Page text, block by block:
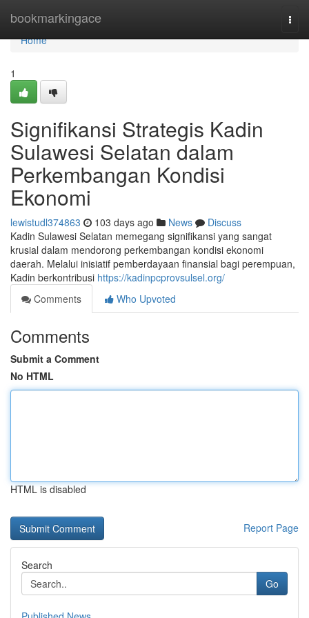
bookmarkingace
Home
Home
1
Signifikansi Strategis Kadin
Sulawesi Selatan dalam
Perkembangan Kondisi
Ekonomi
lewistudl374863 103 days ago News
Discuss
Kadin Sulawesi Selatan memegang signifikansi yang sangat
krusial dalam mendorong perkembangan kondisi ekonomi
daerah. Melalui inisiatif pemberdayaan finansial bagi perempuan,
Kadin berkontribusi https://kadinpcprovsulsel.org/
Comments
Who Upvoted
Comments
Submit a Comment
No HTML
HTML is disabled
Report Page
Search
Go